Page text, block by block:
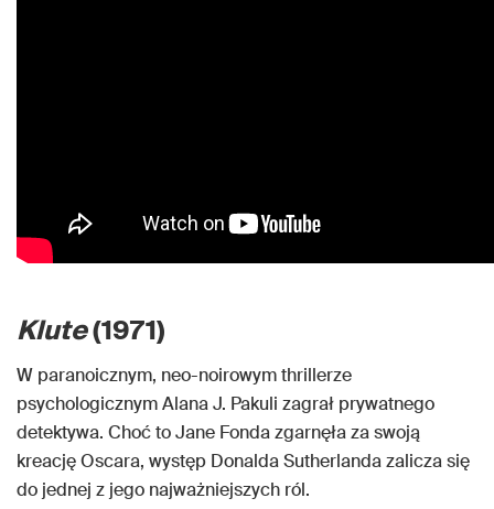
Klute(1971)
W paranoicznym, neo-noirowym thrillerze
psychologicznym Alana J. Pakuli zagrał prywatnego
detektywa. Choć to Jane Fonda zgarnęła za swoją
kreację Oscara, występ Donalda Sutherlanda zalicza się
do jednej z jego najważniejszych ról.